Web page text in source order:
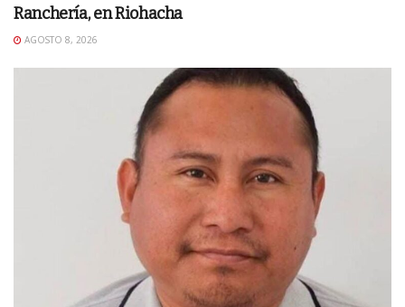
Ranchería, en Riohacha
AGOSTO 8, 2026